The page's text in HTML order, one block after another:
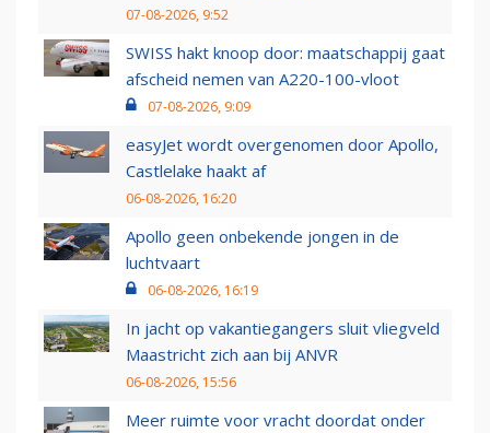
07-08-2026, 9:52
SWISS hakt knoop door: maatschappij gaat
afscheid nemen van A220-100-vloot
07-08-2026, 9:09
easyJet wordt overgenomen door Apollo,
Castlelake haakt af
06-08-2026, 16:20
Apollo geen onbekende jongen in de
luchtvaart
06-08-2026, 16:19
In jacht op vakantiegangers sluit vliegveld
Maastricht zich aan bij ANVR
06-08-2026, 15:56
Meer ruimte voor vracht doordat onder